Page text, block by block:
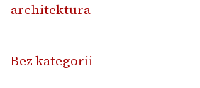
architektura
Bez kategorii